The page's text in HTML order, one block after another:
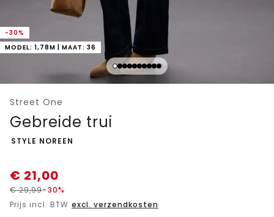
-30%
MODEL: 1,78M | MAAT: 36
Street One
Gebreide trui
-
STYLE NOREEN
€ 21,00
€29,99-30%
Prijs incl. BTW excl. verzendkosten